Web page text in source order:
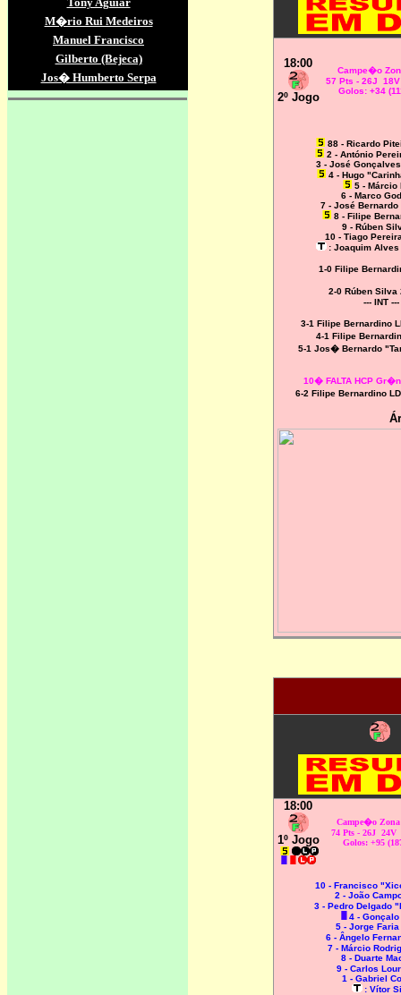
18:00
2º Jogo
Campe�o
57 Pts - 26J
Golos: +34
88 - Ricardo
2 - António
3 - José
4 - Hugo
5 - Márcio
6 - Marco
7 - José Bernardo
8 - Filipe
9 - Rúben
10 - Tiago
: Joaquim
1-0 Filipe
2-0 Rúben
--- INT ---
3-1 Filipe Bernardino
4-1 Filipe
5-1 Jos� Bernardo
10� FALTA HCP
6-2 Filipe Bernardino
18:00
1º Jogo
Campe�o Zona
74 Pts - 26J
Golos: +95
10 - Francisco
2 - João
3 - Pedro Delgado
4 - Gonçalo
5 - Jorge
6 - Ângelo
7 - Márcio
8 - Duarte
9 - Carlos
1 - Gabriel
: Vítor